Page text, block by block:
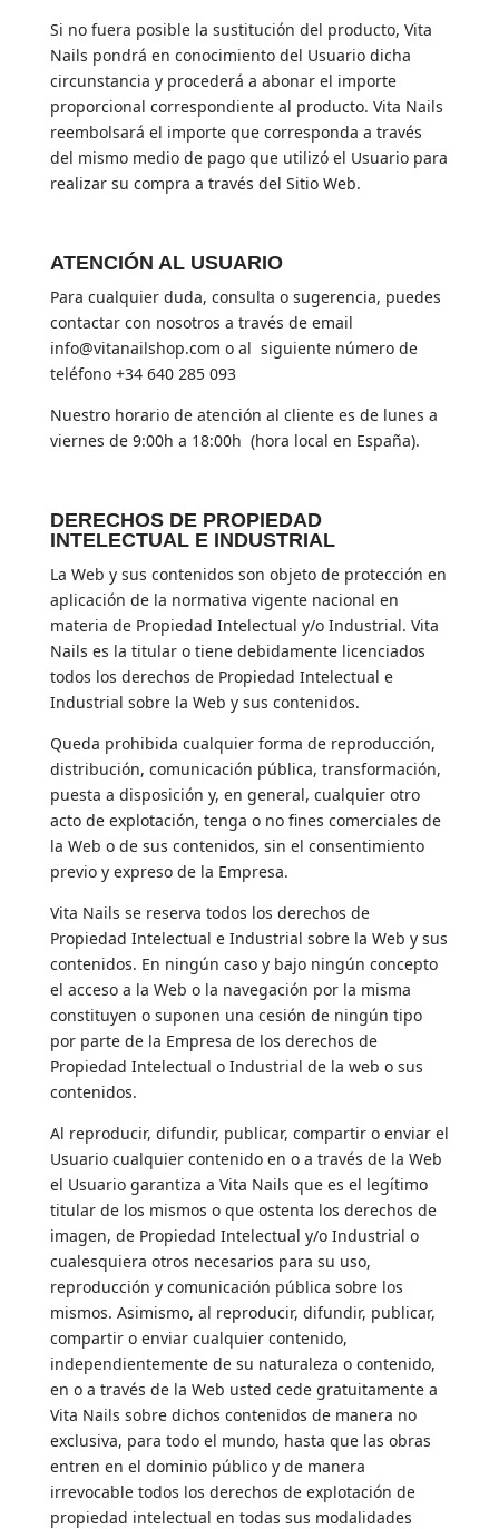
Si no fuera posible la sustitución del producto, Vita
Nails pondrá en conocimiento del Usuario dicha
circunstancia y procederá a abonar el importe
proporcional correspondiente al producto. Vita Nails
reembolsará el importe que corresponda a través
del mismo medio de pago que utilizó el Usuario para
realizar su compra a través del Sitio Web.
ATENCIÓN AL USUARIO
Para cualquier duda, consulta o sugerencia, puedes
contactar con nosotros a través de email
info@vitanailshop.com o al siguiente número de
teléfono +34 640 285 093
Nuestro horario de atención al cliente es de lunes a
viernes de 9:00h a 18:00h (hora local en España).
DERECHOS DE PROPIEDAD
INTELECTUAL E INDUSTRIAL
La Web y sus contenidos son objeto de protección en
aplicación de la normativa vigente nacional en
materia de Propiedad Intelectual y/o Industrial. Vita
Nails es la titular o tiene debidamente licenciados
todos los derechos de Propiedad Intelectual e
Industrial sobre la Web y sus contenidos.
Queda prohibida cualquier forma de reproducción,
distribución, comunicación pública, transformación,
puesta a disposición y, en general, cualquier otro
acto de explotación, tenga o no fines comerciales de
la Web o de sus contenidos, sin el consentimiento
previo y expreso de la Empresa.
Vita Nails se reserva todos los derechos de
Propiedad Intelectual e Industrial sobre la Web y sus
contenidos. En ningún caso y bajo ningún concepto
el acceso a la Web o la navegación por la misma
constituyen o suponen una cesión de ningún tipo
por parte de la Empresa de los derechos de
Propiedad Intelectual o Industrial de la web o sus
contenidos.
Al reproducir, difundir, publicar, compartir o enviar el
Usuario cualquier contenido en o a través de la Web
el Usuario garantiza a Vita Nails que es el legítimo
titular de los mismos o que ostenta los derechos de
imagen, de Propiedad Intelectual y/o Industrial o
cualesquiera otros necesarios para su uso,
reproducción y comunicación pública sobre los
mismos. Asimismo, al reproducir, difundir, publicar,
compartir o enviar cualquier contenido,
independientemente de su naturaleza o contenido,
en o a través de la Web usted cede gratuitamente a
Vita Nails sobre dichos contenidos de manera no
exclusiva, para todo el mundo, hasta que las obras
entren en el dominio público y de manera
irrevocable todos los derechos de explotación de
propiedad intelectual en todas sus modalidades